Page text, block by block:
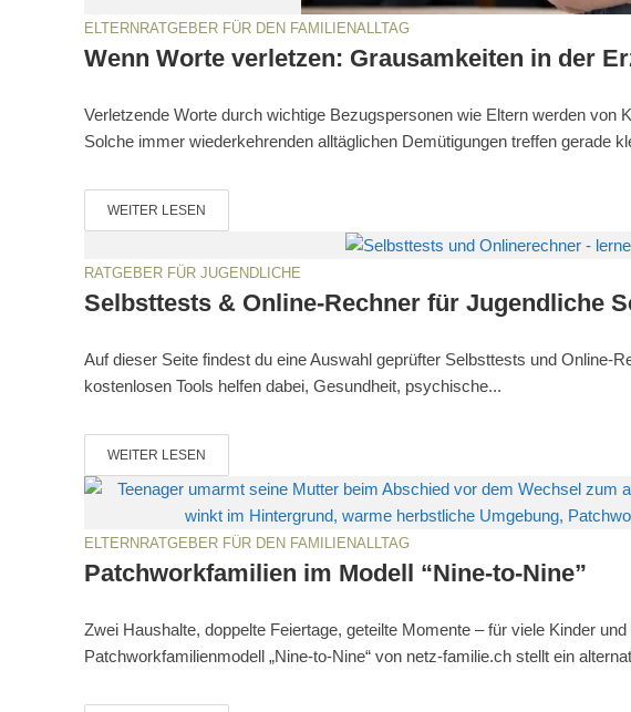
ELTERNRATGEBER FÜR DEN FAMILIENALLTAG
Wenn Worte verletzen: Grausamkeiten in der
Verletzende Worte durch wichtige Bezugspersonen wie Eltern werden von
Solche immer wiederkehrenden alltäglichen Demütigungen treffen gerade
WEITER LESEN
RATGEBER FÜR JUGENDLICHE
Selbsttests & Online-Rechner für Jugendliche
Auf dieser Seite findest du eine Auswahl geprüfter Selbsttests und Online-
kostenlosen Tools helfen dabei, Gesundheit, psychische...
WEITER LESEN
ELTERNRATGEBER FÜR DEN FAMILIENALLTAG
Patchworkfamilien im Modell “Nine-to-Nine”
Zwei Haushalte, doppelte Feiertage, geteilte Momente – für viele Kinder
Patchworkfamilienmodell „Nine-to-Nine“ von netz-familie.ch stellt ein